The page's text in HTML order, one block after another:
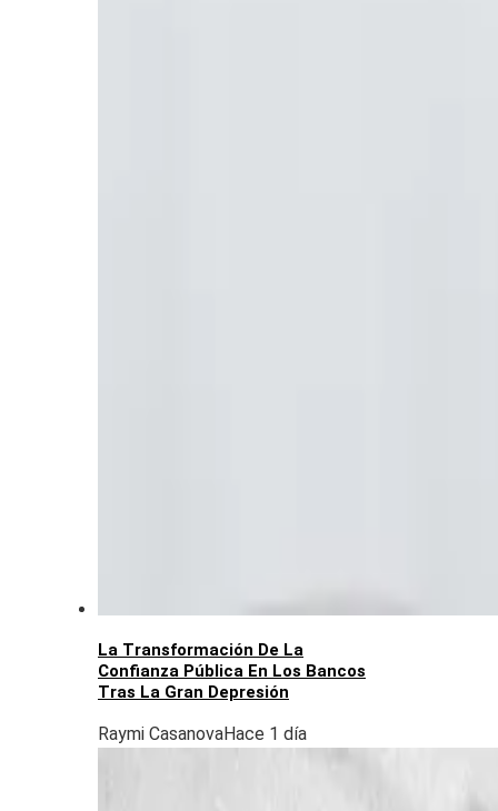
La Transformación De La
Confianza Pública En Los Bancos
Tras La Gran Depresión
Raymi CasanovaHace 1 día